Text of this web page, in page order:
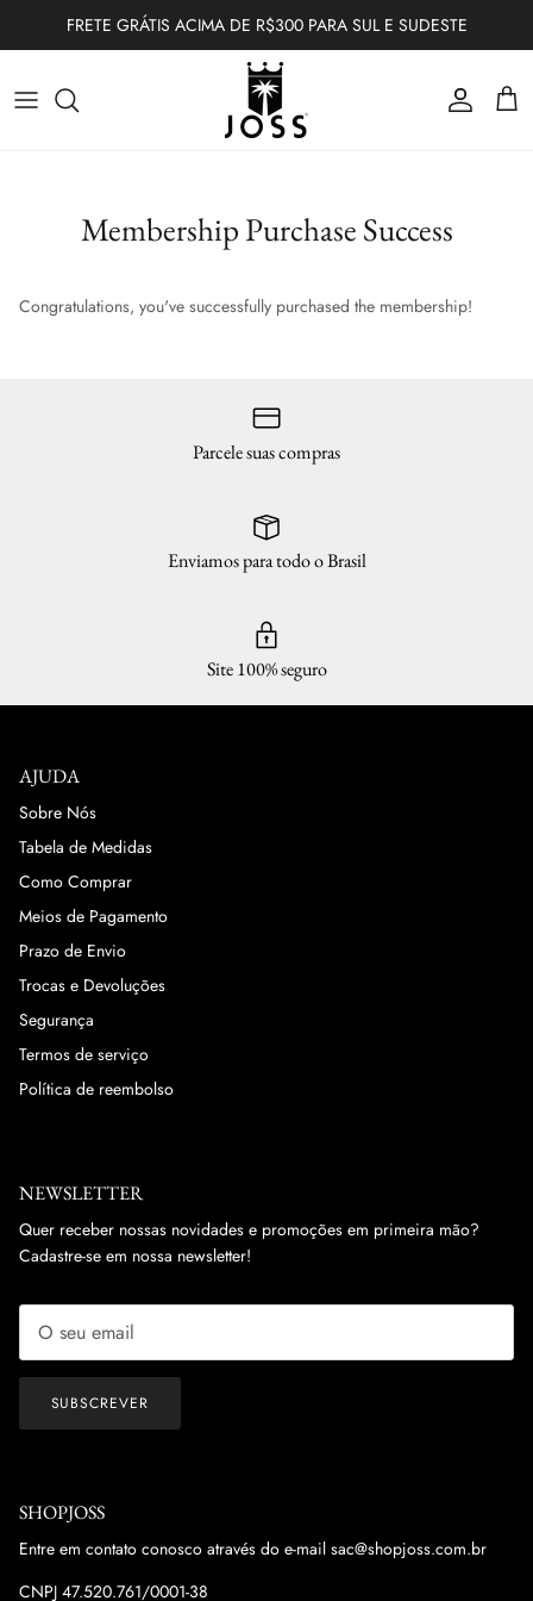
FRETE GRÁTIS ACIMA DE R$300 PARA SUL E SUDESTE
Conta
Membership Purchase Success
Congratulations, you've successfully purchased the membership!
Parcele suas compras
Enviamos para todo o Brasil
Site 100% seguro
AJUDA
Sobre Nós
Tabela de Medidas
Como Comprar
Meios de Pagamento
Prazo de Envio
Trocas e Devoluções
Segurança
Termos de serviço
Política de reembolso
NEWSLETTER
Quer receber nossas novidades e promoções em primeira mão?
Cadastre-se em nossa newsletter!
SUBSCREVER
SHOPJOSS
Entre em contato conosco através do e-mail sac@shopjoss.com.br
CNPJ 47.520.761/0001-38